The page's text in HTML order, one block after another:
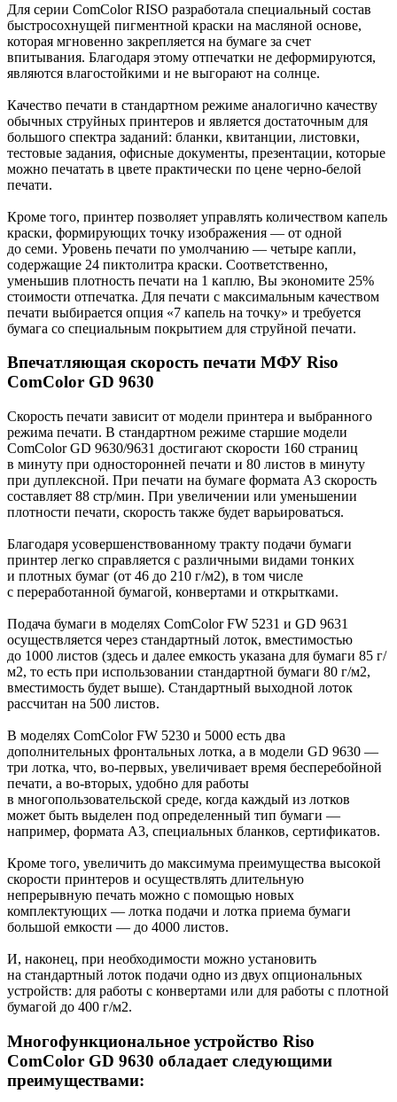
Для серии ComColor RISO разработала специальный состав
быстросохнущей пигментной краски на масляной основе,
которая мгновенно закрепляется на бумаге за счет
впитывания. Благодаря этому отпечатки не деформируются,
являются влагостойкими и не выгорают на солнце.
Качество печати в стандартном режиме аналогично качеству
обычных струйных принтеров и является достаточным для
большого спектра заданий: бланки, квитанции, листовки,
тестовые задания, офисные документы, презентации, которые
можно печатать в цвете практически по цене черно-белой
печати.
Кроме того, принтер позволяет управлять количеством капель
краски, формирующих точку изображения — от одной
до семи. Уровень печати по умолчанию — четыре капли,
содержащие 24 пиктолитра краски. Соответственно,
уменьшив плотность печати на 1 каплю, Вы экономите 25%
стоимости отпечатка. Для печати с максимальным качеством
печати выбирается опция «7 капель на точку» и требуется
бумага со специальным покрытием для струйной печати.
Впечатляющая скорость печати МФУ Riso
ComColor GD 9630
Скорость печати зависит от модели принтера и выбранного
режима печати. В стандартном режиме старшие модели
ComColor GD 9630/9631 достигают скорости 160 страниц
в минуту при односторонней печати и 80 листов в минуту
при дуплексной. При печати на бумаге формата А3 скорость
составляет 88 стр/мин. При увеличении или уменьшении
плотности печати, скорость также будет варьироваться.
Благодаря усовершенствованному тракту подачи бумаги
принтер легко справляется с различными видами тонких
и плотных бумаг (от 46 до 210 г/м2), в том числе
с переработанной бумагой, конвертами и открытками.
Подача бумаги в моделях ComColor FW 5231 и GD 9631
осуществляется через стандартный лоток, вместимостью
до 1000 листов (здесь и далее емкость указана для бумаги 85 г/
м2, то есть при использовании стандартной бумаги 80 г/м2,
вместимость будет выше). Стандартный выходной лоток
рассчитан на 500 листов.
В моделях ComColor FW 5230 и 5000 есть два
дополнительных фронтальных лотка, а в модели GD 9630 —
три лотка, что, во-первых, увеличивает время бесперебойной
печати, а во-вторых, удобно для работы
в многопользовательской среде, когда каждый из лотков
может быть выделен под определенный тип бумаги —
например, формата А3, специальных бланков, сертификатов.
Кроме того, увеличить до максимума преимущества высокой
скорости принтеров и осуществлять длительную
непрерывную печать можно с помощью новых
комплектующих — лотка подачи и лотка приема бумаги
большой емкости — до 4000 листов.
И, наконец, при необходимости можно установить
на стандартный лоток подачи одно из двух опциональных
устройств: для работы с конвертами или для работы с плотной
бумагой до 400 г/м2.
Многофункциональное устройство Riso
ComColor GD 9630 обладает следующими
преимуществами: